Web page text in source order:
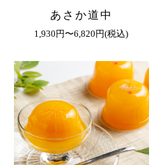
あさか道中
1,930円〜6,820円(税込)